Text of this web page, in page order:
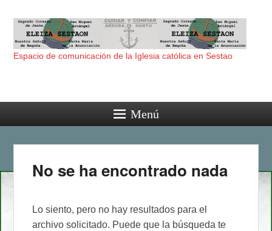
Espacio de comunicación de la Iglesia católica en Sestao
Menú
No se ha encontrado nada
Lo siento, pero no hay resultados para el
archivo solicitado. Puede que la búsqueda te